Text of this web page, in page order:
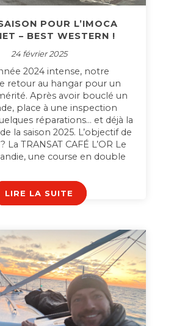
POUR L’IMOCA
– BEST WESTERN !
24 février 2025
2024 intense, notre
retour au hangar pour un
Après avoir bouclé un
place à une inspection
réparations… et déjà la
la saison 2025. L’objectif de
La TRANSAT CAFÉ L’OR Le
une course en double
LIRE LA SUITE